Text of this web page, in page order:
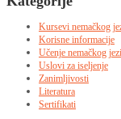
Kursevi nemačkog
Korisne informacije
Učenje nemačkog
Uslovi za iseljenje
Zanimljivosti
Literatura
Sertifikati